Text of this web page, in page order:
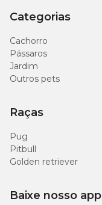
Categorias
Cachorro
Pássaros
Jardim
Outros pets
Raças
Pug
Pitbull
Golden retriever
Baixe nosso app